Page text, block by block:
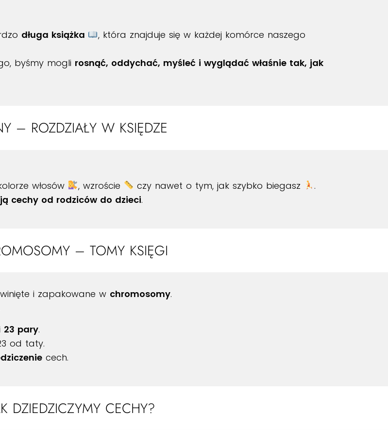
długa książka
, która znajduje się w każdej komórce naszego
byśmy mogli rosnąć, oddychać, myśleć i wyglądać właśnie tak, jak
– ROZDZIAŁY W KSIĘDZE
włosów
, wzroście czy nawet o tym, jak szybko biegasz
.
cechy od rodziców do dzieci.
– TOMY KSIĘGI
i zapakowane w chromosomy.
23 pary.
od taty.
cech.
DZIEDZICZYMY CECHY?